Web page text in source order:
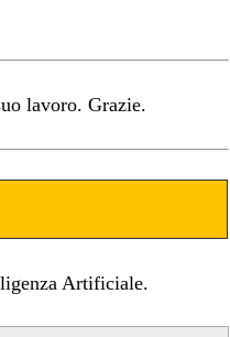
lavoro. Grazie.
Artificiale.